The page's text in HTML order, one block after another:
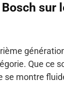
sur
Que ce
se montre